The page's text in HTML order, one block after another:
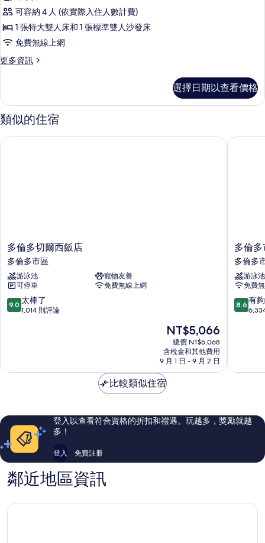
情
華
套
房,
張
大
雙
人
床
的
所
有
相
片
可容納 4 人 (依實際入住人數計費)
1 張特大雙人床和 1 張標準雙人沙發床
免費無線上網
更多資訊
更
套
房,
1
特
情
選擇日期以查看價格
類似的住宿
多
倫
多
切
爾
西
飯
區
多倫多切爾西飯店
多倫多市區
游泳池
寵物友善
可停車
免費無線上網
9.0
分，
棒
評
論
9.0 太棒了
1,014 則評論
現
在
價
格
為
NT$5,066
NT$5,066
總價 NT$6,068
含稅金和其他費用
9 月 1 日 - 9 月 2 日
多倫多切爾西飯店
多
倫
多
市
中
心
假
下
倫
多
多倫
多倫多
游泳池
免費
8.6
分，
夠
評
論
8.6 有
多倫多
比較類似住宿
登入以查看符合資格的折扣和禮遇。玩越多，獎勵就越
多！
登入 免費註冊
鄰近地區資訊